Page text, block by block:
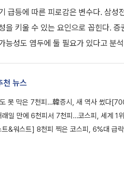
급등에 따른 피로감은 변수다. 삼성
을 키울 수 있는 요인으로 꼽힌다.
능성도 염두에 둘 필요가 있다고 분
천 뉴스
못 막은 7천피…韓증시, 새 역사 썼다
일 만에 6천피서 7천피…코스피, 세계 1
트&워스트] 8천피 찍은 코스피, 6%대 급